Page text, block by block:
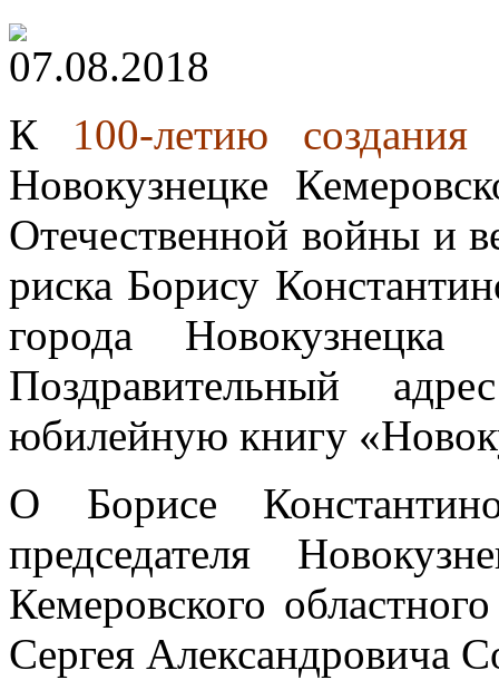
07.08.2018
К 100-летию
Новокузнецке
Отечественной войны и
риска Борису
города
Поздравительный
юбилейную книгу
О Борисе
председателя
Кемеровского
Сергея Александровича